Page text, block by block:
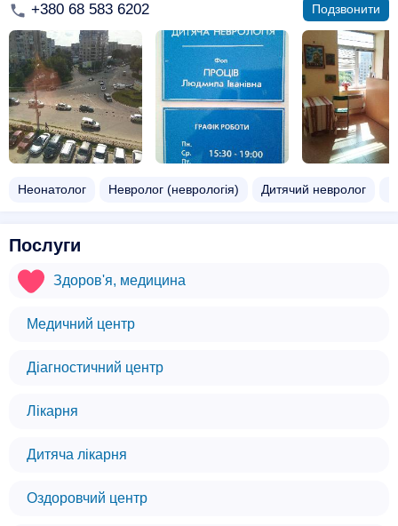
+380 68 583 6202 Подзвонити
Неонатолог Невролог (неврологія) Дитячий невролог
Послуги
Здоров'я, медицина
Медичний центр
Діагностичний центр
Лікарня
Дитяча лікарня
Оздоровчий центр